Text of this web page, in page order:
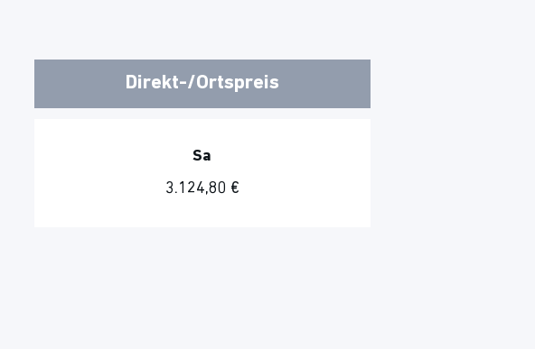
Direkt-/Ortspreis
Sa
3.124,80 €